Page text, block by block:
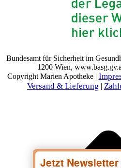
Bundesamt für Sicherheit im
1200 Wien,
Copyright Marien Apotheke |
Versand & Lieferung |